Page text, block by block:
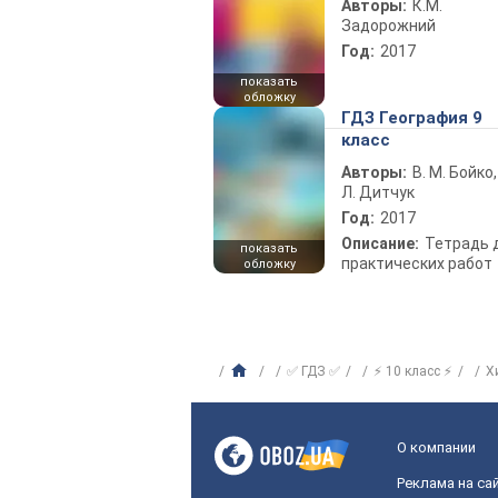
показать
обложку
Авторы: К.М.
Задорожний
Год: 2017
показать
обложку
ГДЗ География 9
класс
Авторы: В. М.
Л. Дитчук
Год: 2017
Описание: Тетрадь
практических работ
✅ ГДЗ ✅ ⚡ 10 класс ⚡
О компании
Реклама на